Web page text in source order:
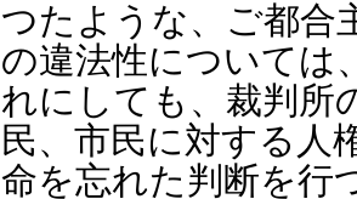
つたような、ご都合
の違法性については
れにしても、裁判所
民、市民に対する人
命を忘れた判断を行